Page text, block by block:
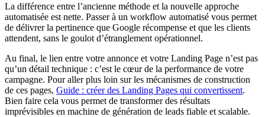
La différence entre l’ancienne méthode et la nouvelle approche
automatisée est nette. Passer à un workflow automatisé vous permet
de délivrer la pertinence que Google récompense et que les clients
attendent, sans le goulot d’étranglement opérationnel.
Au final, le lien entre votre annonce et votre Landing Page n’est pas
qu’un détail technique : c’est le cœur de la performance de votre
campagne. Pour aller plus loin sur les mécanismes de construction
de ces pages, Guide : créer des Landing Pages qui convertissent.
Bien faire cela vous permet de transformer des résultats
imprévisibles en machine de génération de leads fiable et scalable.